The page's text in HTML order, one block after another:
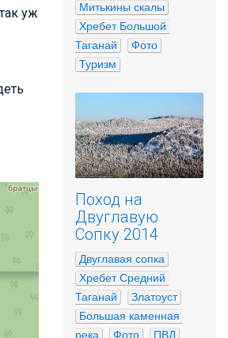
уж
Митькины скалы
Хребет Большой
Таганай
Фото
Туризм
Поход на
Двуглавую
Сопку 2014
Двуглавая сопка
Хребет Средний
Таганай
Златоуст
Большая каменная
река
Фото ПВД